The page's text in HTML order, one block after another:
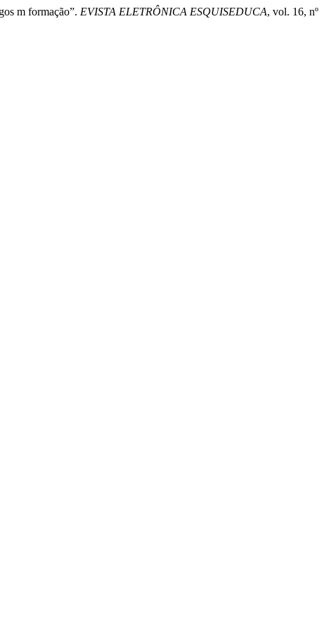
m formação”. EVISTA ELETRÔNICA ESQUISEDUCA, vol. 16, nº